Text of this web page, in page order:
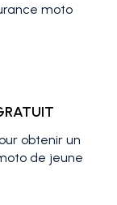
moto
obtenir un
de jeune